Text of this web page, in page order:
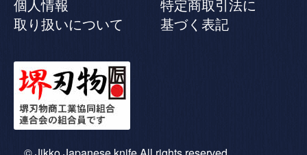
個人情報
取り扱いについて
特定商取引法に
基づく表記